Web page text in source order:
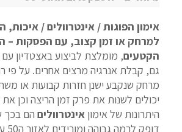
אימון הפוגות / אינטרוולים / איכות,
למרחק או זמן קצוב, עם הפסקות –
הקטעים, מומלצת לביצוע באצטדיון
גם, קבלת אנרגיה מרצים אחרים. על פי
מרחק שנקבע ישנן חזרות קבועות או
יכולים לשנות את פרק זמן הריצה וכן את
היתרונות של אימון אינטרווליםהם בכך